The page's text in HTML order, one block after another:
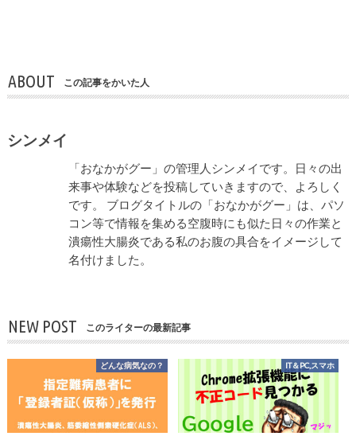
ABOUT この記事をかいた人
シンメイ
「おなかがグー」の管理人シンメイです。日々の出
来事や体験などを投稿していきますので、よろしく
です。 ブログタイトルの「おなかがグー」は、パソ
コン等で情報を集める空腹時にも似た日々の作業と
潰瘍性大腸炎である私のお腹の具合をイメージして
名付けました。
NEW POST このライターの最新記事
どんな病気なの？ IT＆PC,スマホ